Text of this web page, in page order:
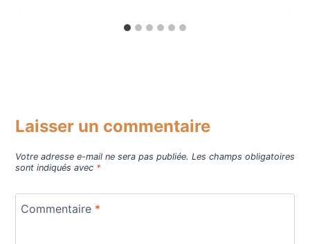
Laisser un commentaire
Votre adresse e-mail ne sera pas publiée. Les champs obligatoires
sont indiqués avec *
Commentaire *